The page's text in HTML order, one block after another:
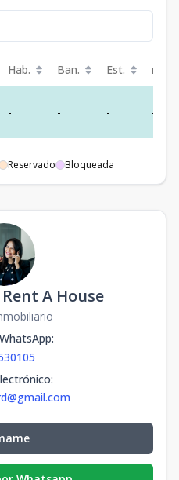
Hab. Ban. Est. m²
- - - -
Reservado Bloqueada
A House
:
: